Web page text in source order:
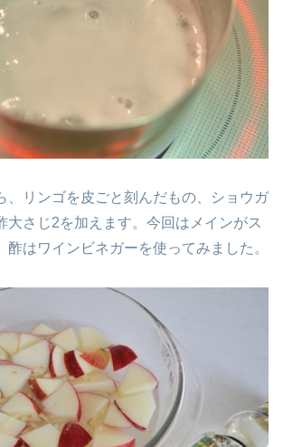
、リンゴを皮ごと刻んだもの、ショウガ
大さじ2を加えます。今回はメインがス
酢はワインビネガーを使ってみました。